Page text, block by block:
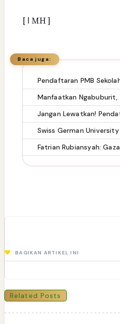
[ ا MH ]
Baca juga:
BAGIKAN ARTIKEL INI
Related Posts